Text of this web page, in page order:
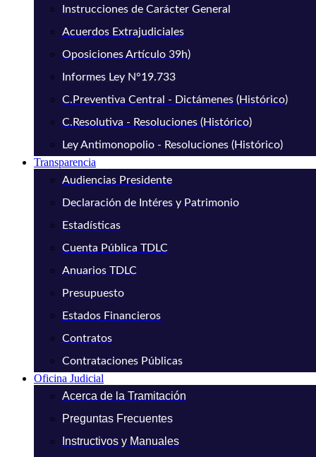
Instrucciones de Carácter General
Acuerdos Extrajudiciales
Oposiciones Artículo 39h)
Informes Ley N°19.733
C.Preventiva Central - Dictámenes (Histórico)
C.Resolutiva - Resoluciones (Histórico)
Ley Antimonopolio - Resoluciones (Histórico)
Transparencia
Audiencias Presidente
Declaración de Intéres y Patrimonio
Estadísticas
Cuenta Pública TDLC
Anuarios TDLC
Presupuesto
Estados Financieros
Contratos
Contrataciones Públicas
Oficina Judicial
Acerca de la Tramitación
Preguntas Frecuentes
Instructivos y Manuales